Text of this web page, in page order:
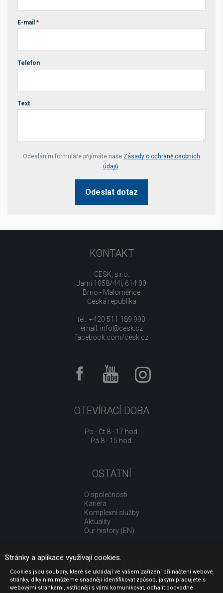
E-mail *
Telefon
Text
Your website *
Odesláním formuláře přijímáte naše Zásady o ochraně osobních
údajů.
Odeslat dotaz
KONTAKT
CESK, s.r.o.
Jarní 1058/44i, 614 00
Brno - Maloměřice
Česká republika
tel.: +420 511 189 990
email: info@cesk.cz
facebook.com/cesk.cz
OTEVÍRACÍ DOBA
Po - Čt 8 - 17 hod.
Pá 8 - 15 hod.
OSTATNÍ
O společnosti
Kariéra
Komplexní služby
Aktuality
Our history (EN)
UŽITEČNÉ ODKAZY
Jak nakupovat
Stránky a aplikace využívají cookies.
Cookies jsou soubory, které se ukládají ve vašem zařízení při načtení webové
stránky, díky nim můžeme snadněji identifikovat způsob, jakým pracujete s
webovými stránkami, vstřícněji s vámi komunikovat, odhalit podvodné